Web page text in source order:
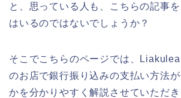
と、思っている人も、こちらの記事
はいるのではないでしょうか？
そこでこちらのページでは、Liakulea
のお店で銀行振り込みの支払い方法
かを分かりやすく解説させていただき